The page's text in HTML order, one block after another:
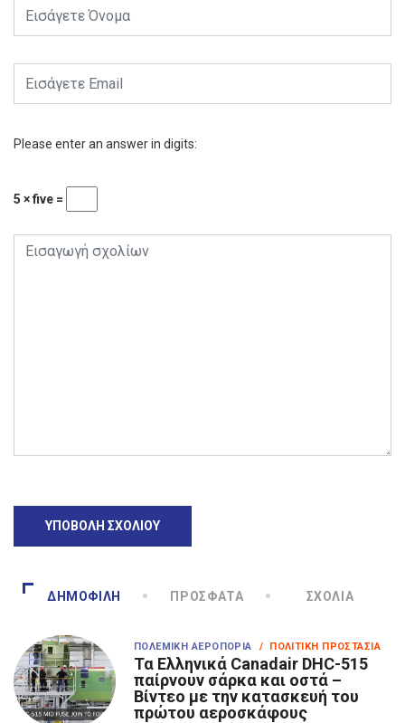
Please enter an answer in digits:
5 × five =
ΔΗΜΟΦΙΛΉ ΠΡΌΣΦΑΤΑ ΣΧΌΛΙΑ
ΠΟΛΕΜΙΚΉ ΑΕΡΟΠΟΡΊΑ / ΠΟΛΙΤΙΚΉ ΠΡΟΣΤΑΣΊΑ
Τα Eλληνικά Canadair DHC-515
παίρνουν σάρκα και οστά –
Βίντεο με την κατασκευή του
πρώτου αεροσκάφους